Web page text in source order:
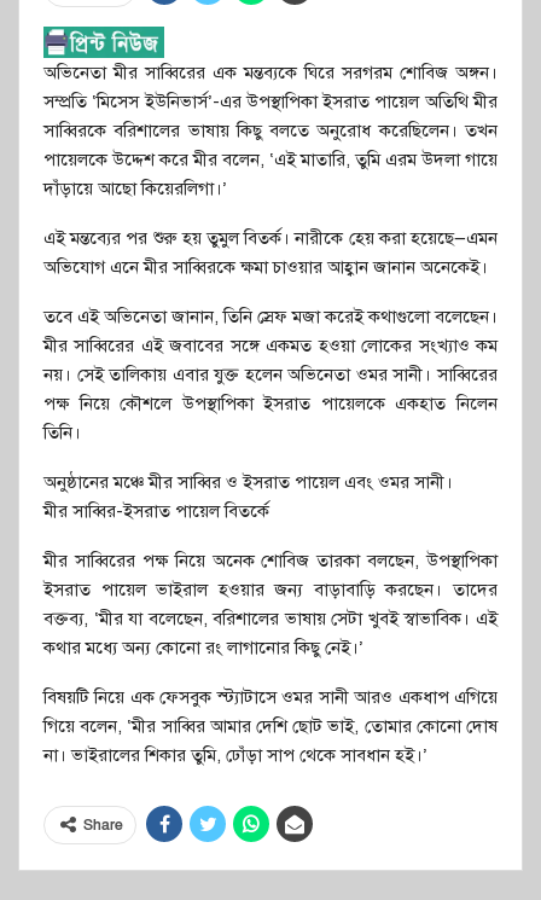
অভিনেতা মীর সাব্বিরের এক মন্তব্যকে ঘিরে সরগরম শোবিজ অঙ্গন।
সম্প্রতি ‘মিসেস ইউনিভার্স’-এর উপস্থাপিকা ইসরাত পায়েল অতিথি মীর
সাব্বিরকে বরিশালের ভাষায় কিছু বলতে অনুরোধ করেছিলেন। তখন
পায়েলকে উদ্দেশ করে মীর বলেন, ‘এই মাতারি, তুমি এরম উদলা গায়ে
দাঁড়ায়ে আছো কিয়েরলিগা।’
এই মন্তব্যের পর শুরু হয় তুমুল বিতর্ক। নারীকে হেয় করা হয়েছে—এমন
অভিযোগ এনে মীর সাব্বিরকে ক্ষমা চাওয়ার আহ্বান জানান অনেকেই।
তবে এই অভিনেতা জানান, তিনি স্রেফ মজা করেই কথাগুলো বলেছেন।
মীর সাব্বিরের এই জবাবের সঙ্গে একমত হওয়া লোকের সংখ্যাও কম
নয়। সেই তালিকায় এবার যুক্ত হলেন অভিনেতা ওমর সানী। সাব্বিরের
পক্ষ নিয়ে কৌশলে উপস্থাপিকা ইসরাত পায়েলকে একহাত নিলেন
তিনি।
অনুষ্ঠানের মঞ্চে মীর সাব্বির ও ইসরাত পায়েল এবং ওমর সানী।
মীর সাব্বির-ইসরাত পায়েল বিতর্কে
মীর সাব্বিরের পক্ষ নিয়ে অনেক শোবিজ তারকা বলছেন, উপস্থাপিকা
ইসরাত পায়েল ভাইরাল হওয়ার জন্য বাড়াবাড়ি করছেন। তাদের
বক্তব্য, ‘মীর যা বলেছেন, বরিশালের ভাষায় সেটা খুবই স্বাভাবিক। এই
কথার মধ্যে অন্য কোনো রং লাগানোর কিছু নেই।’
বিষয়টি নিয়ে এক ফেসবুক স্ট্যাটাসে ওমর সানী আরও একধাপ এগিয়ে
গিয়ে বলেন, ‘মীর সাব্বির আমার দেশি ছোট ভাই, তোমার কোনো দোষ
না। ভাইরালের শিকার তুমি, ঢোঁড়া সাপ থেকে সাবধান হই।’
Share